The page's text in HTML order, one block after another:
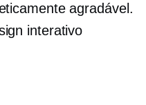
agradável.
interativo